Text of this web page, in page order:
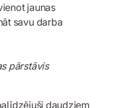
jaunas
savu darba
pārstāvis
daudziem